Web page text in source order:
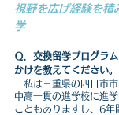
視野を広げ経験を積
学
Ｑ．交換留学プログラ
かけを教えてください。
私は三重県の四日市市
中高一貫の進学校に進
こともありますし、6年